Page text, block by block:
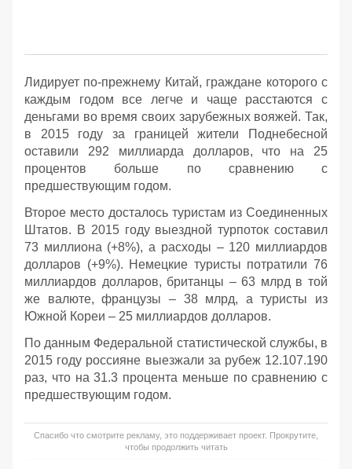
Лидирует по-прежнему Китай, граждане которого с
каждым годом все легче и чаще расстаются с
деньгами во время своих зарубежных вояжей. Так,
в 2015 году за границей жители Поднебесной
оставили 292 миллиарда долларов, что на 25
процентов больше по сравнению с
предшествующим годом.
Второе место досталось туристам из Соединенных
Штатов. В 2015 году выездной турпоток составил
73 миллиона (+8%), а расходы – 120 миллиардов
долларов (+9%). Немецкие туристы потратили 76
миллиардов долларов, британцы – 63 млрд в той
же валюте, французы – 38 млрд, а туристы из
Южной Кореи – 25 миллиардов долларов.
По данным Федеральной статистической службы, в
2015 году россияне выезжали за рубеж 12.107.190
раз, что на 31.3 процента меньше по сравнению с
предшествующим годом.
Спасибо что смотрите рекламу, это поддерживает проект. Прокрутите,
чтобы продолжить читать